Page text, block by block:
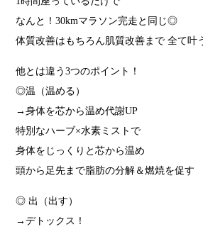
なんと！30kmマラソン完走と同じ◎
体質改善はもちろん肌質改善まで 全て叶
他とは違う3つのポイント！
◎温（温める）
→身体を芯から温め代謝UP
特別なハーブ×水素ミストで
身体をじっくりと芯から温め
頭から足先まで脂肪の分解＆燃焼を促す
◎ 出（出す）
→デトックス！